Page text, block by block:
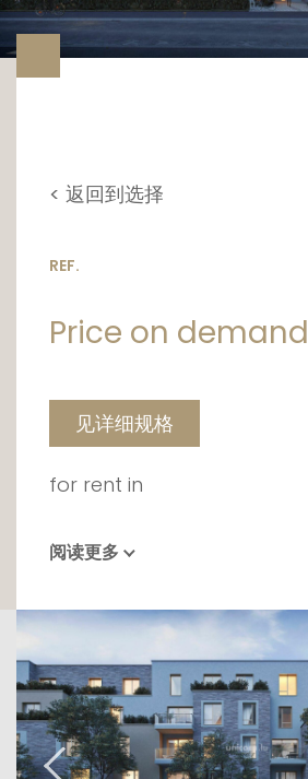
< 返回到选择
REF.
Price on demand
见详细规格
for rent in
阅读更多